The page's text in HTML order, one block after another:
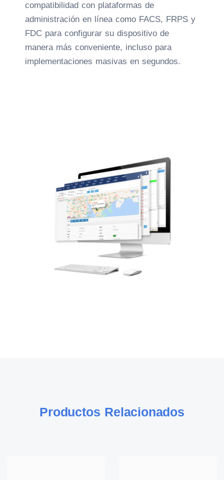
compatibilidad con plataformas de
administración en línea como FACS, FRPS y
FDC para configurar su dispositivo de
manera más conveniente, incluso para
implementaciones masivas en segundos.
Productos Relacionados